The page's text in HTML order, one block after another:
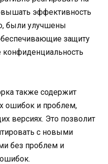
эффективность
были улучшены
защиту
также содержит
ошибок и проблем,
версиях. Это позволит
с новыми
без проблем и